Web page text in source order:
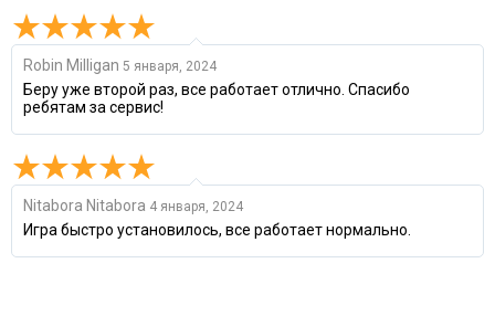
Robin Milligan 5 января, 2024
Беру уже второй раз, все работает отлично. Спасибо
ребятам за сервис!
Nitabora Nitabora 4 января, 2024
Игра быстро установилось, все работает нормально.